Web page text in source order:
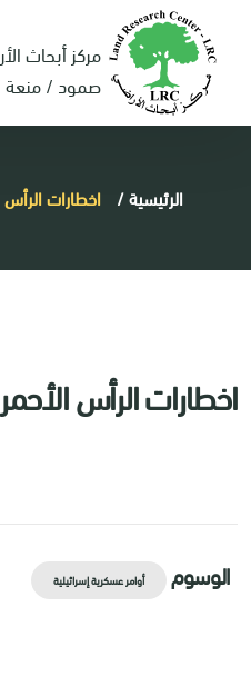
مركز أبحاث
صمود / منعة
الرئيسية/ اخطارات
اخطارات الرأس
الوسوم أوامر عسكرية إسرائيلية